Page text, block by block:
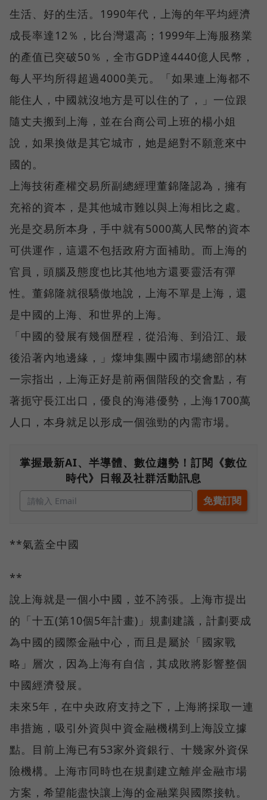
生活、好的生活。1990年代，上海的年平均經濟
成長率達12％，比台灣還高；1999年上海服務業
的產值已突破50％，全市GDP達4440億人民幣，
每人平均所得超過4000美元。「如果連上海都不
能住人，中國就沒地方是可以住的了，」一位跟
隨丈夫搬到上海，並在台商公司上班的楊小姐
說，如果換做是其它城市，她是絕對不願意來中
國的。
上海技術產權交易所副總經理董錦隆認為，擁有
充裕的資本，是其他城市難以與上海相比之處。
光是交易所本身，手中就有5000萬人民幣的資本
可供運作，這還不包括政府方面補助。而上海的
官員，頭腦及態度也比其他地方還要靈活有彈
性。董錦隆就很驕傲地說，上海不單是上海，還
是中國的上海、和世界的上海。
「中國的發展有幾個歷程，從沿海、到沿江、最
後沿著內地邊緣，」燦坤集團中國市場總部的林
一宗指出，上海正好是前兩個階段的交會點，有
著扼守長江出口，優良的海港優勢，上海1700萬
人口，本身就足以形成一個強勁的內需市場。
掌握最新AI、半導體、數位趨勢！訂閱《數位
時代》日報及社群活動訊息
**氣蓋全中國
**
說上海就是一個小中國，並不誇張。上海市提出
的「十五(第10個5年計畫)」規劃建議，計劃要成
為中國的國際金融中心，而且是屬於「國家戰
略」層次，因為上海有自信，其成敗將影響整個
中國經濟發展。
未來5年，在中央政府支持之下，上海將採取一連
串措施，吸引外資與中資金融機構到上海設立據
點。目前上海已有53家外資銀行、十幾家外資保
險機構。上海市同時也在規劃建立離岸金融市場
方案，希望能盡快讓上海的金融業與國際接軌。